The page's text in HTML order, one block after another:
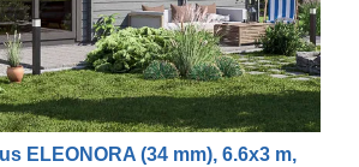
ELEONORA (34 mm), 6.6x3 m,